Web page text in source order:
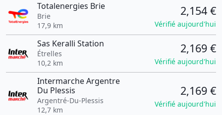
Totalenergies Brie
Brie
17,9 km
2,154 €
Vérifié aujourd'hui
Sas Keralli Station
Étrelles
10,2 km
2,169 €
Vérifié aujourd'hui
Intermarche Argentre
Du Plessis
Argentré-Du-Plessis
12,7 km
2,169 €
Vérifié aujourd'hui